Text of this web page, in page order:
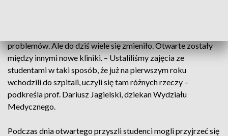
problemów. Ale do dziś wiele się zmieniło. Otwarte zostały
między innymi nowe kliniki. – Ustaliliśmy zajęcia ze
studentami w taki sposób, że już na pierwszym roku
wchodzili do szpitali, uczyli się tam różnych rzeczy –
podkreśla prof. Dariusz Jagielski, dziekan Wydziału
Medycznego.
Podczas dnia otwartego przyszli studenci mogli przyjrzeć się